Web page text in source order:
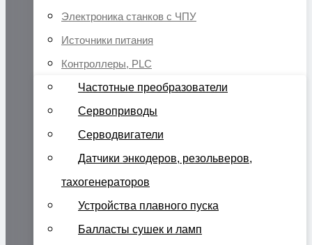
Электроника станков с ЧПУ
Источники питания
Контроллеры, PLC
Частотные преобразователи
Сервоприводы
Серводвигатели
Датчики энкодеров, резольверов,
тахогенераторов
Устройства плавного пуска
Балласты сушек и ламп